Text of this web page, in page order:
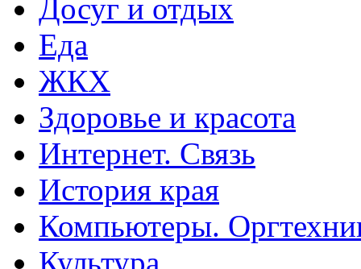
Досуг и отдых
Еда
ЖКХ
Здоровье и красота
Интернет. Связь
История края
Компьютеры.
Культура